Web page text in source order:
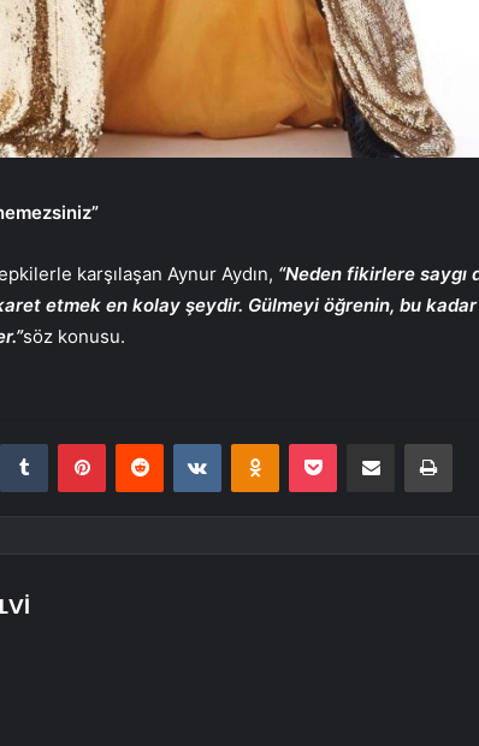
karşılaşan Aynur Aydın, “Neden fikirlere saygı
etmek en kolay şeydir. Gülmeyi öğrenin, bu kadar
söz konusu.
Tumblr PinterestReddit VKontakteOdnoklassniki
Pocket E-Posta ile paylaş